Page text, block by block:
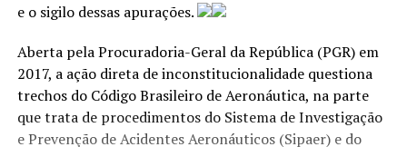
e o sigilo dessas apurações.
Aberta pela Procuradoria-Geral da República (PGR) em
2017, a ação direta de inconstitucionalidade questiona
trechos do Código Brasileiro de Aeronáutica, na parte
que trata de procedimentos do Sistema de Investigação
e Prevenção de Acidentes Aeronáuticos (Sipaer) e do